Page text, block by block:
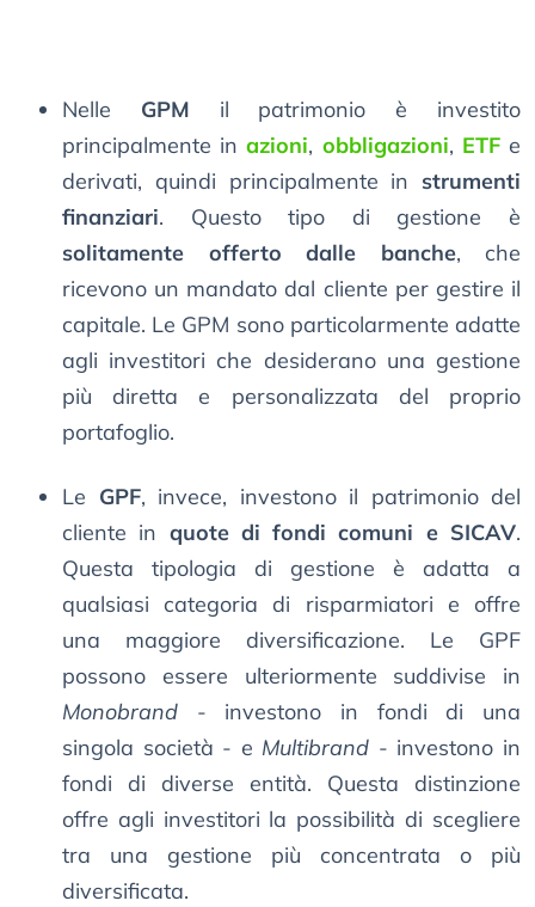
Nelle GPM il patrimonio è investito
principalmente inazioni, obbligazioni, ETFe
derivati, quindi principalmente in strumenti
finanziari. Questo tipo di gestione è
solitamente offerto dalle banche, che
ricevono un mandato dal cliente per gestire il
capitale. Le GPM sono particolarmente adatte
agli investitori che desiderano una gestione
più diretta e personalizzata del proprio
portafoglio.
Le GPF, invece, investono il patrimonio del
cliente in quote di fondi comuni e SICAV.
Questa tipologia di gestione è adatta a
qualsiasi categoria di risparmiatori e offre
una maggiore diversificazione. Le GPF
possono essere ulteriormente suddivise in
Monobrand - investono in fondi di una
singola società - e Multibrand - investono in
fondi di diverse entità. Questa distinzione
offre agli investitori la possibilità di scegliere
tra una gestione più concentrata o più
diversificata.